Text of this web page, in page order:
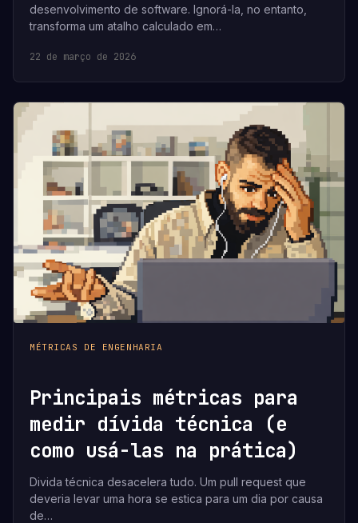
desenvolvimento de software. Ignorá-la, no entanto,
transforma um atalho calculado em…
22 de março de 2026
MÉTRICAS DE ENGENHARIA
Principais métricas para
medir dívida técnica (e
como usá-las na prática)
Divida técnica desacelera tudo. Um pull request que
deveria levar uma hora se estica para um dia por causa
de…